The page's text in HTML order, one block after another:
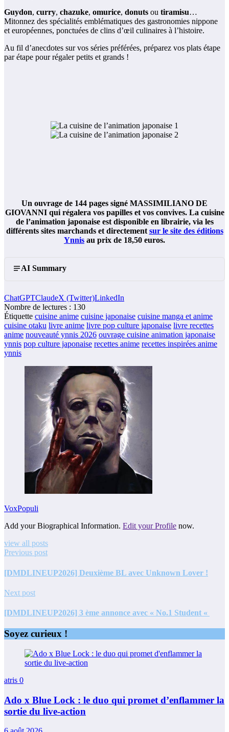
Guydon, curry, chazuke, omurice, donuts ou tiramisu…
Mitonnez des spécialités emblématiques des gastronomies nippone
et européennes, ponctuées de clins d’œil culinaires à l’histoire.
Au fil d’anecdotes sur vos séries préférées, préparez vos plats étape
par étape pour régaler petits et grands !
Un ouvrage de 144 pages signé MASSIMILIANO DE
GIOVANNI qui régalera vos papilles et vos convives. La cuisine
de l’animation japonaise est disponible en librairie, via les
différents sites marchands et directement sur le site des éditions
Ynnis au prix de 18,50 euros.
AI Summary
ChatGPTClaudeX (Twitter)LinkedIn
Nombre de lectures : 130
Étiquette cuisine anime cuisine japonaise cuisine manga et anime
cuisine otaku livre anime livre pop culture japonaise livre recettes
anime nouveauté ynnis 2026 ouvrage cuisine animation japonaise
ynnis pop culture japonaise recettes anime recettes inspirées anime
ynnis
VoxPopuli
Add your Biographical Information. Edit your Profile now.
view all posts
Previous post
[DMDLINEUP2026] Deuxième BL avec Unknown Lover !
Next post
[DMDLINEUP2026] 3 ème annonce avec « No.1 Student «
Soyez curieux !
atris 0
Ado x Blue Lock : le duo qui promet d’enflammer la
sortie du live-action